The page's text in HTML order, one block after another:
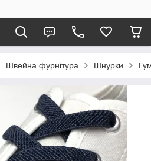
Швейна фурнітура Шнурки